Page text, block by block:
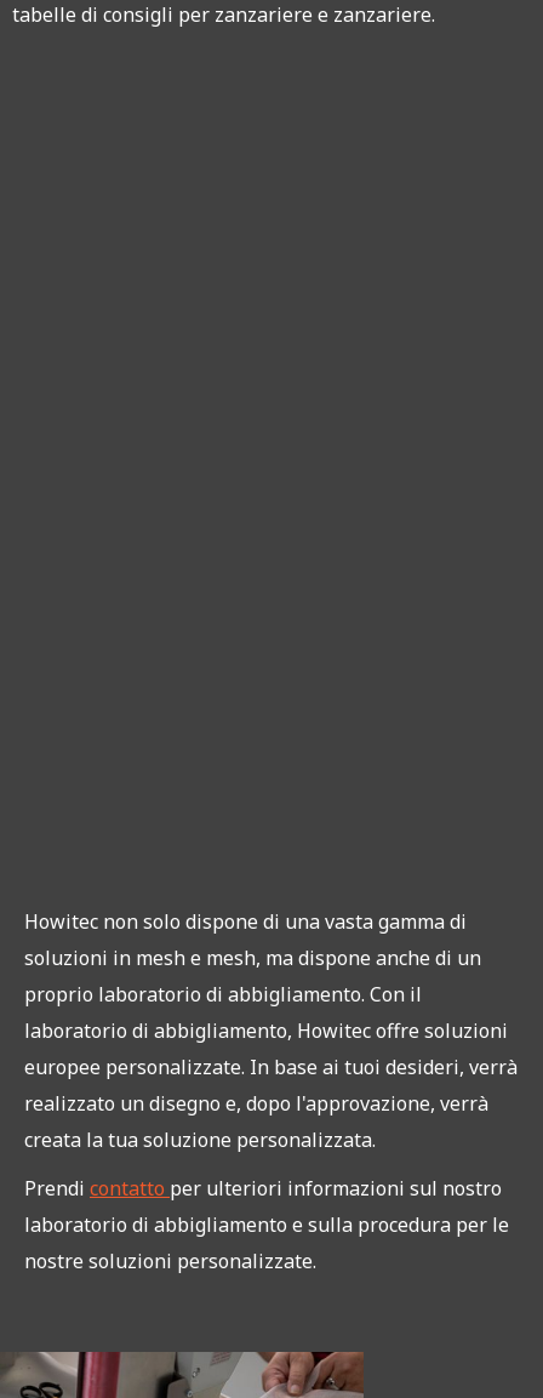
tabelle di consigli per zanzariere e zanzariere.
Howitec non solo dispone di una vasta gamma di
soluzioni in mesh e mesh, ma dispone anche di un
proprio laboratorio di abbigliamento. Con il
laboratorio di abbigliamento, Howitec offre soluzioni
europee personalizzate. In base ai tuoi desideri, verrà
realizzato un disegno e, dopo l'approvazione, verrà
creata la tua soluzione personalizzata.
Prendi contatto per ulteriori informazioni sul nostro
laboratorio di abbigliamento e sulla procedura per le
nostre soluzioni personalizzate.